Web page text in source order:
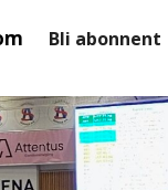
Bli abonnent